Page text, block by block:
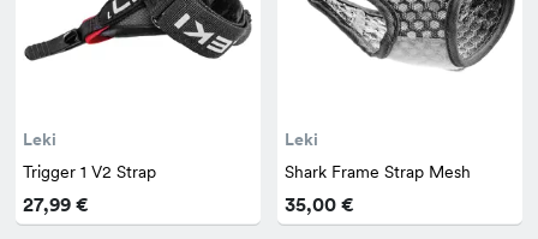
Leki
Trigger 1 V2 Strap
27,99 €
Leki
Shark Frame Strap Mesh
35,00 €